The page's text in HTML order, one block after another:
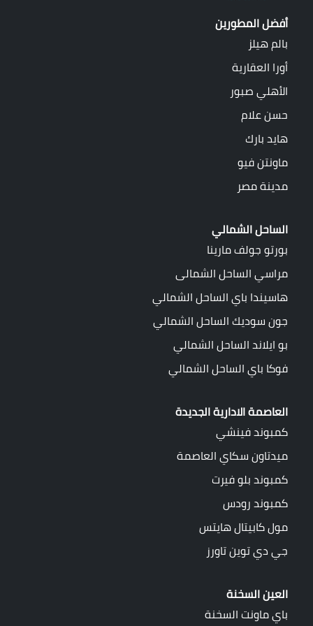
أفضل المطورين
بالم هيلز
أورا العقارية
الأهلي صبور
حسن علام
هايد بارك
ماونتن فيو
مدينة مصر
الساحل الشمالي
بورتو جولف مارينا
مراسي الساحل الشمالى
هاسيندا باي الساحل الشمالي
جون سوديك الساحل الشمالي
بو ايلاند الساحل الشمالي
فوكا باي الساحل الشمالي
العاصمة الادارية الجديدة
كمبوند فينشي
ميدتاون سكاي العاصمة
كمبوند بلو فيرت
كمبوند رودس
مول كابيتال هايتس
جي دي توين تاورز
العين السخنة
باي ماونت السخنة